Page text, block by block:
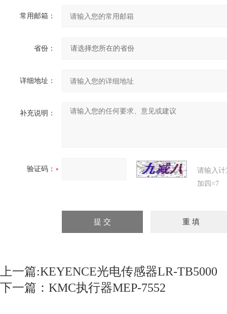
常用邮箱：
省份：
详细地址：
补充说明：
验证码：
请输入
加四=7
上一篇:KEYENCE光电传感器LR-TB5000
下一篇： KMC执行器MEP-7552